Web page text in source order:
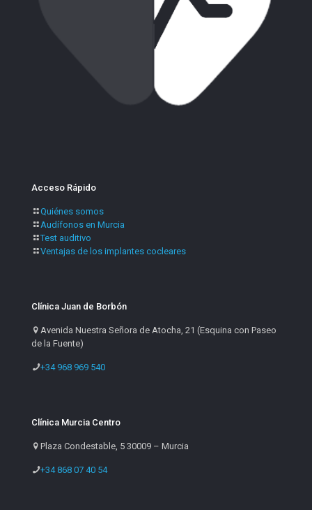
Acceso Rápido
Quiénes somos
Audífonos en Murcia
Test auditivo
Ventajas de los implantes cocleares
Clínica Juan de Borbón
Avenida Nuestra Señora de Atocha, 21 (Esquina con Paseo
de la Fuente)
+34 968 969 540
Clínica Murcia Centro
Plaza Condestable, 5 30009 – Murcia
+34 868 07 40 54